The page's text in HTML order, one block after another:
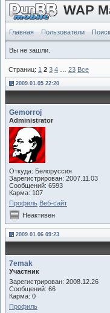
WAP
Главная Пользователи Поиск
Вы не зашли.
Страниц: 1 2 3 4 23 Все
2009.01.05 22:20
Gemorroj
Administrator
Откуда: Белоруссия
Зарегистрирован: 2007.11.03
Сообщений: 6593
Карма: 107
Профиль Веб-сайт
Неактивен
2009.01.06 09:23
7emak
Участник
Зарегистрирован: 2008.12.26
Сообщений: 66
Карма: 0
Профиль